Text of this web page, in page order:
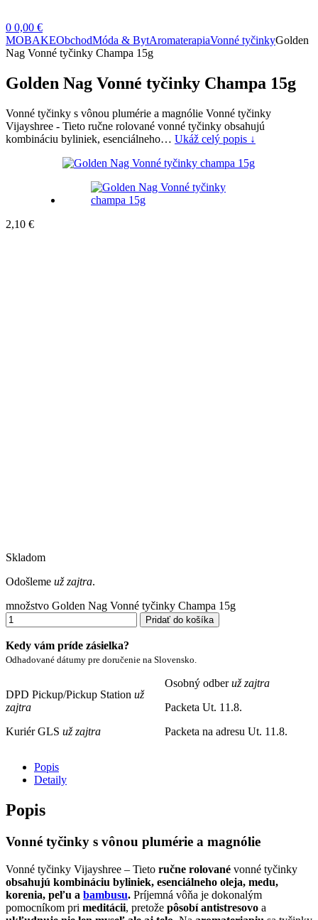
0 0,00 €
MOBAKEObchodMóda & BytAromaterapiaVonné tyčinkyGolden
Nag Vonné tyčinky Champa 15g
Golden Nag Vonné tyčinky Champa 15g
Vonné tyčinky s vônou plumérie a magnólie Vonné tyčinky
Vijayshree - Tieto ručne rolované vonné tyčinky obsahujú
kombináciu byliniek, esenciálneho… Ukáž celý popis ↓
2,10 €
Skladom
Odošleme už zajtra.
množstvo Golden Nag Vonné tyčinky Champa 15g
Pridať do košíka
Kedy vám príde zásielka?
Odhadované dátumy pre doručenie na Slovensko.
DPD Pickup/Pickup Station už
zajtra
Kuriér GLS už zajtra
Osobný odber už zajtra
Packeta Ut. 11.8.
Packeta na adresu Ut. 11.8.
Popis
Detaily
Popis
Vonné tyčinky s vônou plumérie a magnólie
Vonné tyčinky Vijayshree – Tieto ručne rolované vonné tyčinky
obsahujú kombináciu byliniek, esenciálneho oleja, medu,
korenia, peľu a bambusu. Príjemná vôňa je dokonalým
pomocníkom pri meditácii, pretože pôsobí antistresovo a